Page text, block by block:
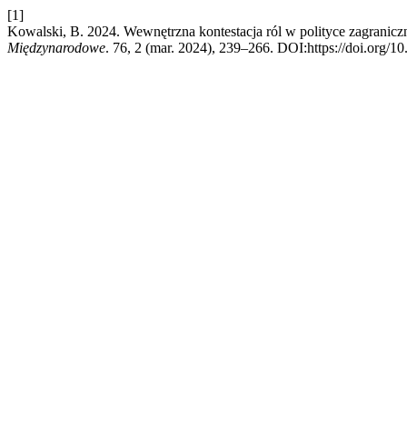
[1]
Kowalski, B. 2024. Wewnętrzna kontestacja ról w polityce
Międzynarodowe. 76, 2 (mar. 2024), 239–266. DOI:https://doi.org/